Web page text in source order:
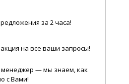
за 2 часа!
на все ваши запросы!
— мы знаем, как
с Вами!